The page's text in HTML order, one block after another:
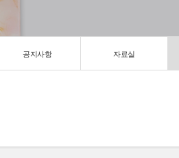
공지사항 자료실